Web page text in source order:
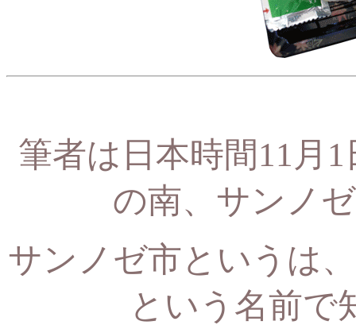
筆者は日本時間11月
の南、サンノ
サンノゼ市というは
という名前で